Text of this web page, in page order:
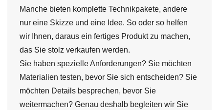
Manche bieten komplette Technikpakete, andere
nur eine Skizze und eine Idee. So oder so helfen
wir Ihnen, daraus ein fertiges Produkt zu machen,
das Sie stolz verkaufen werden.
Sie haben spezielle Anforderungen? Sie möchten
Materialien testen, bevor Sie sich entscheiden? Sie
möchten Details besprechen, bevor Sie
weitermachen? Genau deshalb begleiten wir Sie